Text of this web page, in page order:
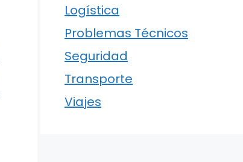
Logística
Problemas Técnicos
Seguridad
Transporte
Viajes